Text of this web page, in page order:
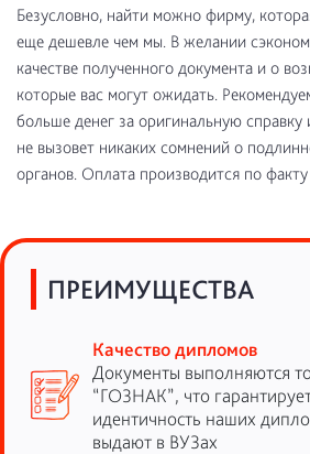
Безусловно, найти можно фирму,
еще дешевле чем мы. В желании
качестве полученного документа и о
которые вас могут ожидать.
больше денег за оригинальную
не вызовет никаких сомнений о
органов. Оплата производится по
ПРЕИМУЩЕСТВА
Качество дипломов
Документы выполняются
“ГОЗНАК”, что
идентичность наших
выдают в ВУЗах